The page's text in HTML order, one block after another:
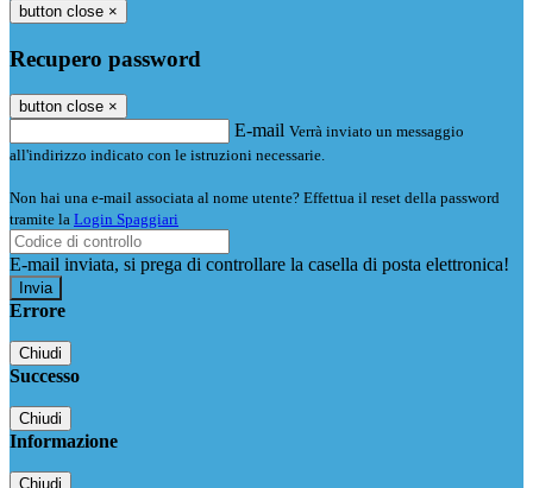
button close ×
Recupero password
button close ×
E-mail Verrà inviato un messaggio
all'indirizzo indicato con le istruzioni necessarie.
Non hai una e-mail associata al nome utente? Effettua il reset della password
tramite la Login Spaggiari
E-mail inviata, si prega di controllare la casella di posta elettronica!
Errore
Chiudi
Successo
Chiudi
Informazione
Chiudi